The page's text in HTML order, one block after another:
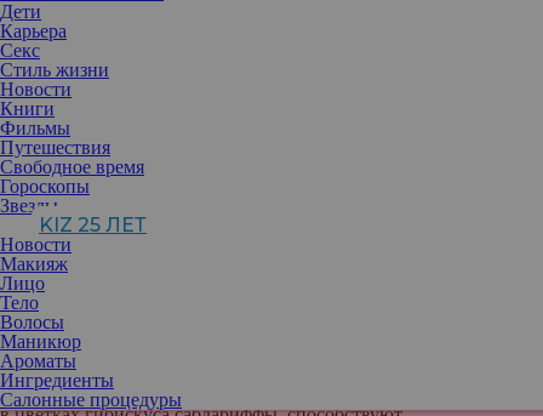
Дети
Карьера
Секс
Стиль жизни
Новости
Книги
Фильмы
Путешествия
Свободное время
Гороскопы
Звезды
KIZ 25 ЛЕТ
Новости
Макияж
Лицо
Тело
Волосы
Маникюр
Ароматы
Ингредиенты
Салонные процедуры
Оказывается, бьюти-средства работают не хуже
антидепрессантов. Когда появляются прекрасные косметические
новинки, которые не терпится попробовать, сразу забываешь
обо всех неприятностях.
Цветы и пептиды
Clarinsпредставляет новинку —
ухода за телом Serum Corps Peau Neuve
продукт обладает двойным действием: восстанавливает и
одновременно обновляет кожу. Сыворотка позволяет заметно
уменьшить шероховатости, морщины и неровности, стимулируя
обновление клеток и возвращая коже красоту и молодость.
Пролонгированный антивозрастной эффект выражается в
повышении ее упругости, эластичности и тонуса. В результате
кожа становится невероятно красивой, гладкой и сияющей.
В составе новинки — цветочные кислоты и проколлагеновый
трипептид.
AHA-кислоты и пировиноградная кислота, которые содержатся